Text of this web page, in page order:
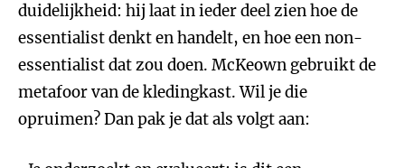
duidelijkheid: hij laat in ieder deel zien hoe de
essentialist denkt en handelt, en hoe een non-
essentialist dat zou doen. McKeown gebruikt de
metafoor van de kledingkast. Wil je die
opruimen? Dan pak je dat als volgt aan: